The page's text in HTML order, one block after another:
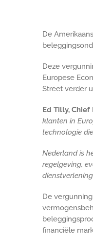
De
Deze
Europese
Street verder
Ed Tilly,
klanten in
technologie
Nederland is
regelgeving,
De
financiële